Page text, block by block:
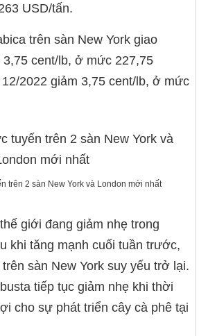
USD/tấn.
trên sàn New York giao
cent/lb, ở mức 227,75
2022 giảm 3,75 cent/lb, ở mức
trên 2 sàn New York và London mới nhất
giới đang giảm nhẹ trong
khi tăng mạnh cuối tuần trước,
trên sàn New York suy yếu trở lại.
tiếp tục giảm nhẹ khi thời
cho sự phát triển cây cà phê tại